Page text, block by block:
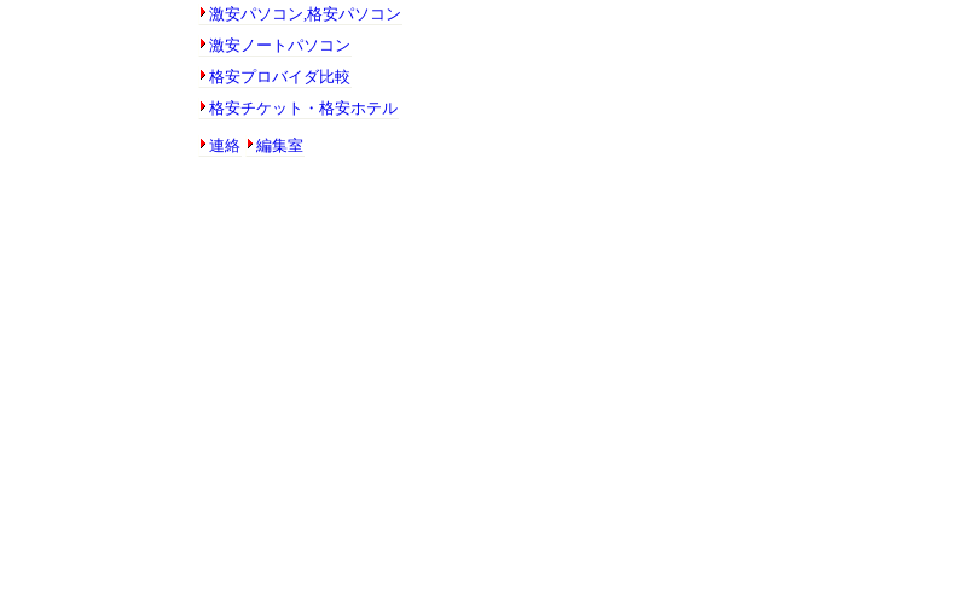
激安パソコン,格安パソコン
激安ノートパソコン
格安プロバイダ比較
格安チケット・格安ホテル
連絡 編集室